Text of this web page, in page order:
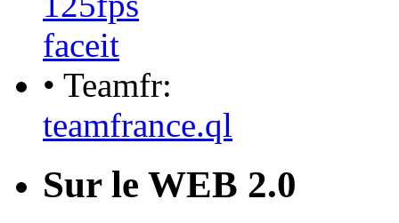
faceit
• Teamfr:
teamfrance.ql
Sur le WEB 2.0